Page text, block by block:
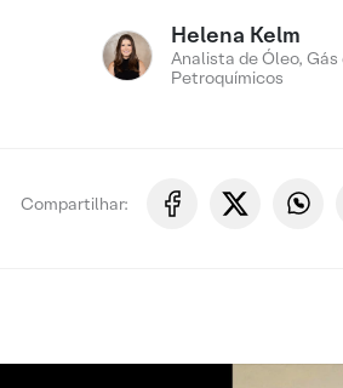
Helena Kelm
Analista de Óleo, Gás
Petroquímicos
Compartilhar: